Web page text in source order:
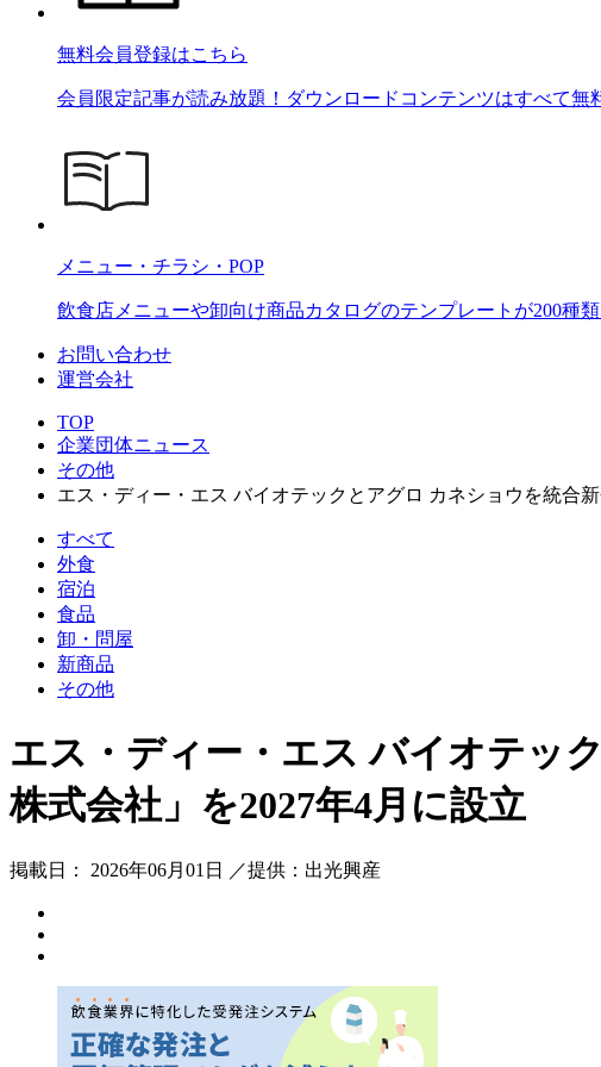
無料会員登録はこちら
会員限定記事が読み放題！ダウンロードコンテンツはすべて無
メニュー・チラシ・POP
飲食店メニューや卸向け商品カタログのテンプレートが200種
お問い合わせ
運営会社
TOP
企業団体ニュース
その他
エス・ディー・エス バイオテックとアグロ カネショウを統合
すべて
外食
宿泊
食品
卸・問屋
新商品
その他
エス・ディー・エス バイオテッ
株式会社」を2027年4月に設立
掲載日： 2026年06月01日 ／提供：出光興産